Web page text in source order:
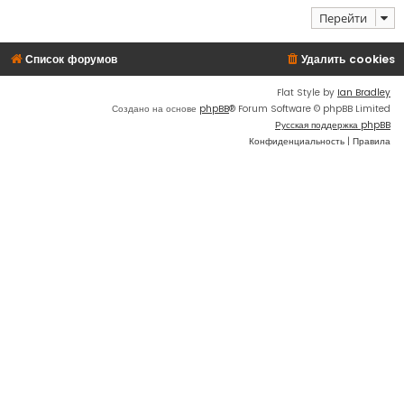
Перейти
Список форумов Удалить cookies
Flat Style by Ian Bradley
Создано на основе phpBB® Forum Software © phpBB Limited
Русская поддержка phpBB
Конфиденциальность | Правила